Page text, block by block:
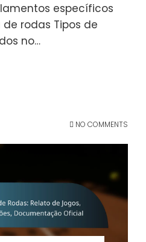
específicos
rodas Tipos de
no…
NO COMMENTS